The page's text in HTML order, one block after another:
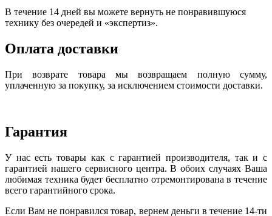
В течение 14 дней вы можете вернуть не понравившуюся
технику без очередей и «экспертиз».
Оплата доставки
При возврате товара мы возвращаем полную сумму,
уплаченную за покупку, за исключением стоимости доставки.
Гарантия
У нас есть товары как с гарантией производителя, так и с
гарантией нашего сервисного центра. В обоих случаях Ваша
любимая техника будет бесплатно отремонтирована в течение
всего гарантийного срока.
Если Вам не понравился товар, вернем деньги в течение 14-ти